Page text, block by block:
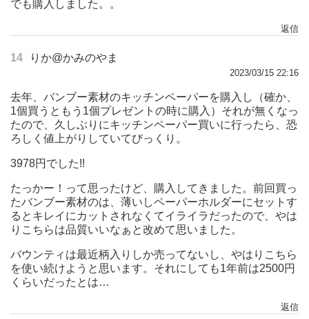
でも購入しました。。
返信
14 りか@かみのやま
2023/03/15 22:16
去年、バンブー素材のキッチンペーパーを購入し（確か、
1個買うともう1個プレゼントの時に購入）それが無くなっ
たので、久しぶりにキッチンペーパー買いに行ったら、恐
ろしく値上がりしていてびっくり。
3978円でした!!
たっかー！って思ったけど、購入してきました。前回買っ
たバンブー素材のは、薄いしペーパーホルダーにセットす
るとキレイにカットされなくてイライラだったので、やは
りこちらは品質いいなぁと改めて思いました。
バウンティは最近柄入りしか売ってないし、やはりこちら
を使い続けようと思います。それにしても1年前は2500円
くらいだったとは…
返信